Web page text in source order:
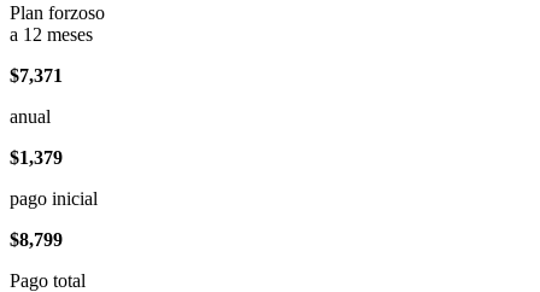
Plan forzoso
a 12 meses
$7,371
anual
$1,379
pago inicial
$8,799
Pago total